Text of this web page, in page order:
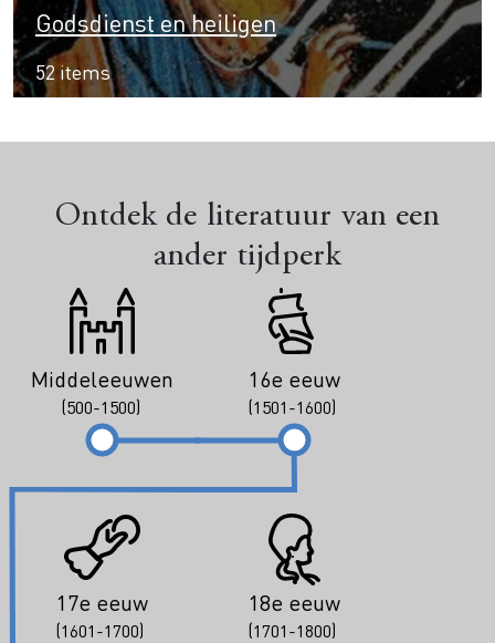
Godsdienst en heiligen
52 items
Ontdek de literatuur van een
ander tijdperk
Middeleeuwen
(500-1500)
16e eeuw
(1501-1600)
17e eeuw
(1601-1700)
18e eeuw
(1701-1800)